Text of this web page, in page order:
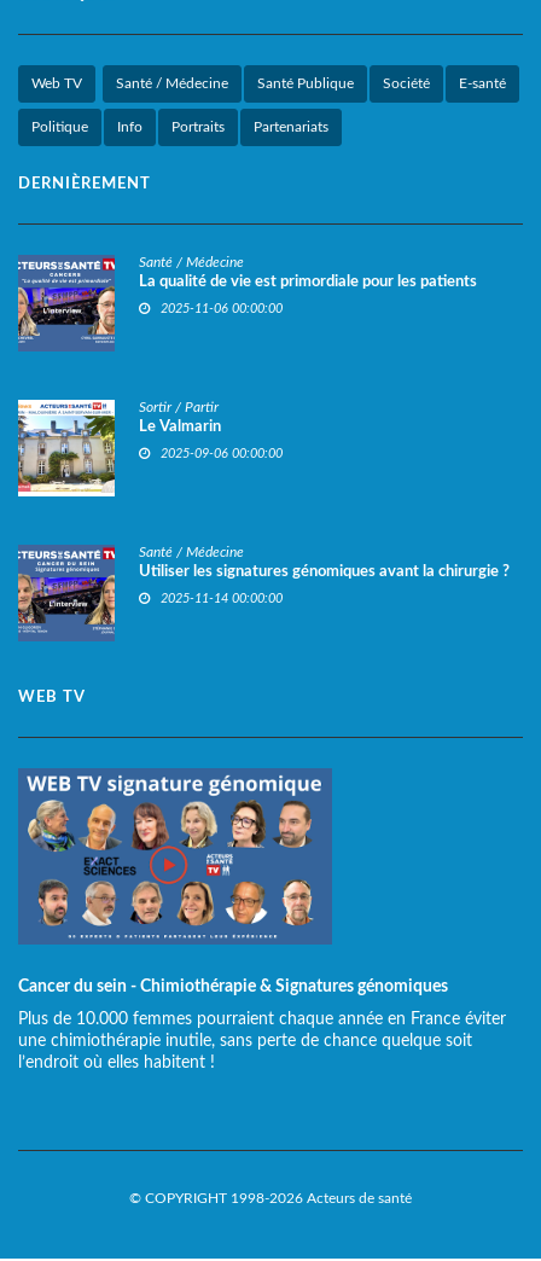
Web TV Santé / Médecine Santé Publique Société E-santé
Politique Info Portraits Partenariats
DERNIÈREMENT
Santé / Médecine
La qualité de vie est primordiale pour les patients
2025-11-06 00:00:00
Sortir / Partir
Le Valmarin
2025-09-06 00:00:00
Santé / Médecine
Utiliser les signatures génomiques avant la chirurgie ?
2025-11-14 00:00:00
WEB TV
Cancer du sein - Chimiothérapie & Signatures génomiques
Plus de 10.000 femmes pourraient chaque année en France éviter
une chimiothérapie inutile, sans perte de chance quelque soit
l’endroit où elles habitent !
© COPYRIGHT 1998-2026 Acteurs de santé